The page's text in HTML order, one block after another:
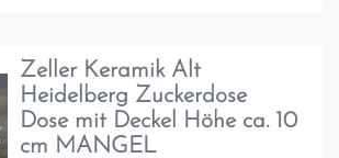
Zeller Keramik Alt
Heidelberg Zuckerdose
Dose mit Deckel Höhe ca. 10
cm MANGEL